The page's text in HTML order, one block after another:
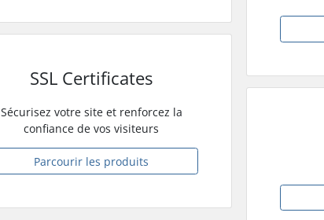
SSL Certificates
Sécurisez votre site et renforcez la
confiance de vos visiteurs
Parcourir les produits